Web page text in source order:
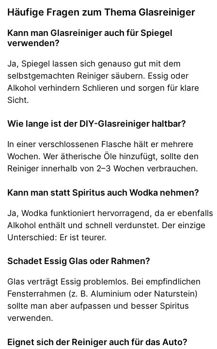
Häufige Fragen zum Thema Glasreiniger
Kann man Glasreiniger auch für Spiegel
verwenden?
Ja, Spiegel lassen sich genauso gut mit dem
selbstgemachten Reiniger säubern. Essig oder
Alkohol verhindern Schlieren und sorgen für klare
Sicht.
Wie lange ist der DIY-Glasreiniger haltbar?
In einer verschlossenen Flasche hält er mehrere
Wochen. Wer ätherische Öle hinzufügt, sollte den
Reiniger innerhalb von 2–3 Wochen verbrauchen.
Kann man statt Spiritus auch Wodka nehmen?
Ja, Wodka funktioniert hervorragend, da er ebenfalls
Alkohol enthält und schnell verdunstet. Der einzige
Unterschied: Er ist teurer.
Schadet Essig Glas oder Rahmen?
Glas verträgt Essig problemlos. Bei empfindlichen
Fensterrahmen (z. B. Aluminium oder Naturstein)
sollte man aber aufpassen und besser Spiritus
verwenden.
Eignet sich der Reiniger auch für das Auto?